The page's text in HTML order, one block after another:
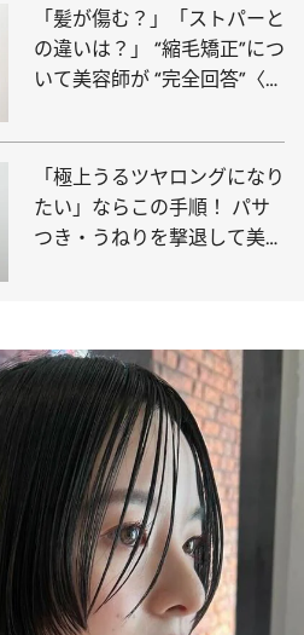
「髪が傷む？」「ストパーと
の違いは？」 “縮毛矯正”につ
いて美容師が “完全回答”〈平
が…〉
「極上うるツヤロングになり
たい」ならこの手順！ パサ
つき・うねりを撃退して美髪